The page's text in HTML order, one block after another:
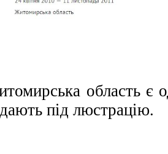
область є
під люстрацію.